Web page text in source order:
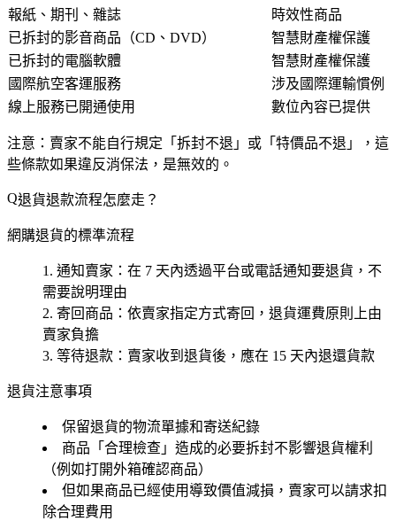
報紙、期刊、雜誌
時效性商品
已拆封的影音商品（CD、DVD）
智慧財產權保護
已拆封的電腦軟體
智慧財產權保護
國際航空客運服務
涉及國際運輸慣例
線上服務已開通使用
數位內容已提供
注意：賣家不能自行規定「拆封不退」或「特價品不退」，這
些條款如果違反消保法，是無效的。
退貨退款流程怎麼走？
網購退貨的標準流程
通知賣家 ：在 7 天內透過平台或電話通知要退貨，不
需要說明理由
寄回商品 ：依賣家指定方式寄回，退貨運費原則上由
賣家負擔
等待退款 ：賣家收到退貨後，應在 15 天內退還貨款
退貨注意事項
保留退貨的物流單據和寄送紀錄
商品「合理檢查」造成的必要拆封不影響退貨權利
（例如打開外箱確認商品）
但如果商品已經使用導致價值減損，賣家可以請求扣
除合理費用